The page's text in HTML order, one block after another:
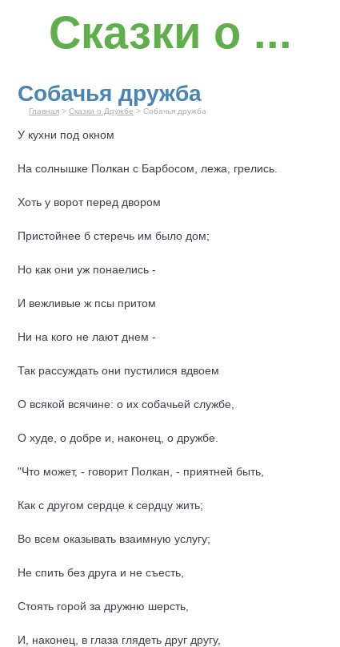
Сказки о ...
Собачья дружба
Главная > Сказки о Дружбе > Собачья дружба
У кухни под окном
На солнышке Полкан с Барбосом, лежа, грелись.
Хоть у ворот перед двором
Пристойнее б стеречь им было дом;
Но как они уж понаелись -
И вежливые ж псы притом
Ни на кого не лают днем -
Так рассуждать они пустилися вдвоем
О всякой всячине: о их собачьей службе,
О худе, о добре и, наконец, о дружбе.
"Что может, - говорит Полкан, - приятней быть,
Как с другом сердце к сердцу жить;
Во всем оказывать взаимную услугу;
Не спить без друга и не съесть,
Стоять горой за дружню шерсть,
И, наконец, в глаза глядеть друг другу,